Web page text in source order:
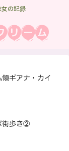
女の記録
ギアナ・カイ
街歩き②